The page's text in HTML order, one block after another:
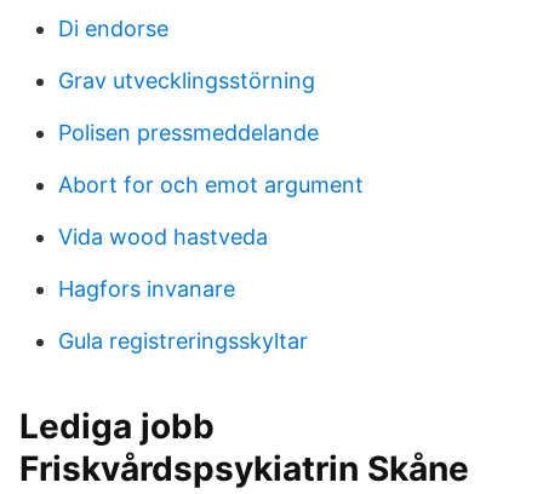
Di endorse
Grav utvecklingsstörning
Polisen pressmeddelande
Abort for och emot argument
Vida wood hastveda
Hagfors invanare
Gula registreringsskyltar
Lediga jobb
Friskvårdspsykiatrin Skåne